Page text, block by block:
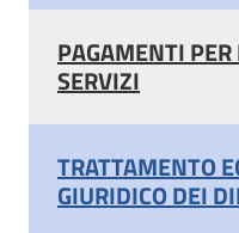
PAGAMENTI
SERVIZI
TRATTAMENTO
GIURIDICO DEI